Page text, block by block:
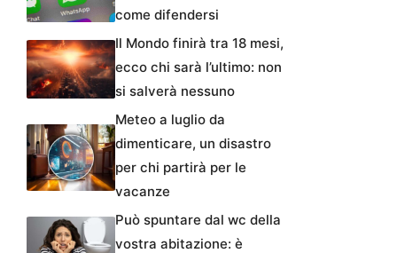
come difendersi
Il Mondo finirà tra 18 mesi,
ecco chi sarà l’ultimo: non
si salverà nessuno
Meteo a luglio da
dimenticare, un disastro
per chi partirà per le
vacanze
Può spuntare dal wc della
vostra abitazione: è